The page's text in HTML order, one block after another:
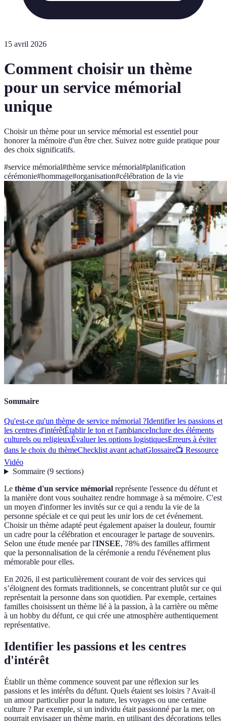
15 avril 2026
Comment choisir un thème
pour un service mémorial
unique
Choisir un thème pour un service mémorial est essentiel pour
honorer la mémoire d'un être cher. Suivez notre guide pratique pour
des choix significatifs.
#service mémorial#thème service mémorial#planification
cérémonie#hommage#organisation#célébration de la vie
Sommaire
Qu'est-ce qu'un thème de service mémorial ?Identifier les passions et
les centres d'intérêtÉtablir le ton et l'ambianceInclure des éléments
culturels ou religieuxÉvaluer les options logistiquesErreurs à éviter
dans le choix du thèmeChecklist avant achatGlossaire📺 Ressource
Vidéo
Sommaire(9 sections)
Le thème d'un service mémorial représente l'essence du défunt et
la manière dont vous souhaitez rendre hommage à sa mémoire. C'est
un moyen d'informer les invités sur ce qui a rendu la vie de la
personne spéciale et ce qui peut les unir lors de cet événement.
Choisir un thème adapté peut également apaiser la douleur, fournir
un cadre pour la célébration et encourager le partage de souvenirs.
Selon une étude menée par l'INSEE, 78% des familles affirment
que la personnalisation de la cérémonie a rendu l'événement plus
mémorable pour elles.
En 2026, il est particulièrement courant de voir des services qui
s’éloignent des formats traditionnels, se concentrant plutôt sur ce qui
représentait la personne dans son quotidien. Par exemple, certaines
familles choisissent un thème lié à la passion, à la carrière ou même
à un hobby du défunt, ce qui crée une atmosphère authentiquement
représentative.
Identifier les passions et les centres
d'intérêt
Établir un thème commence souvent par une réflexion sur les
passions et les intérêts du défunt. Quels étaient ses loisirs ? Avait-il
un amour particulier pour la nature, les voyages ou une certaine
culture ? Par exemple, si un individu était passionné par la mer, on
pourrait envisager un thème marin, en utilisant des décorations telles